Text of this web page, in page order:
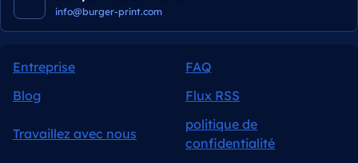
info@burger-print.com
Entreprise
FAQ
Blog
Flux RSS
Travaillez avec nous
politique de
confidentialité